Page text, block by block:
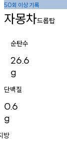
50회 이상기록
자몽차드롭탑
순탄수
26.6
g
단백질
0.6
g
방